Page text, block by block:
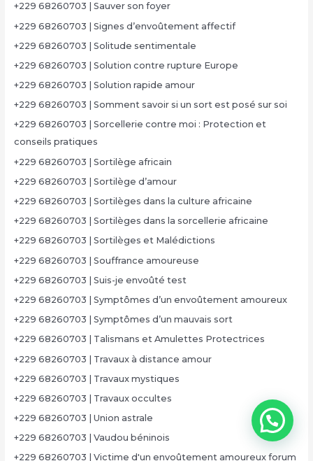
+229 68260703 | Sauver son foyer
+229 68260703 | Signes d’envoûtement affectif
+229 68260703 | Solitude sentimentale
+229 68260703 | Solution contre rupture Europe
+229 68260703 | Solution rapide amour
+229 68260703 | Somment savoir si un sort est posé sur soi
+229 68260703 | Sorcellerie contre moi : Protection et
conseils pratiques
+229 68260703 | Sortilège africain
+229 68260703 | Sortilège d’amour
+229 68260703 | Sortilèges dans la culture africaine
+229 68260703 | Sortilèges dans la sorcellerie africaine
+229 68260703 | Sortilèges et Malédictions
+229 68260703 | Souffrance amoureuse
+229 68260703 | Suis-je envoûté test
+229 68260703 | Symptômes d’un envoûtement amoureux
+229 68260703 | Symptômes d’un mauvais sort
+229 68260703 | Talismans et Amulettes Protectrices
+229 68260703 | Travaux à distance amour
+229 68260703 | Travaux mystiques
+229 68260703 | Travaux occultes
+229 68260703 | Union astrale
+229 68260703 | Vaudou béninois
+229 68260703 | Victime d'un envoûtement amoureux forum